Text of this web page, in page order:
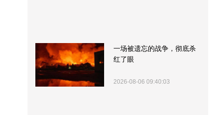
一场被遗忘的战争，彻底杀
红了眼
2026-08-06 09:40:03